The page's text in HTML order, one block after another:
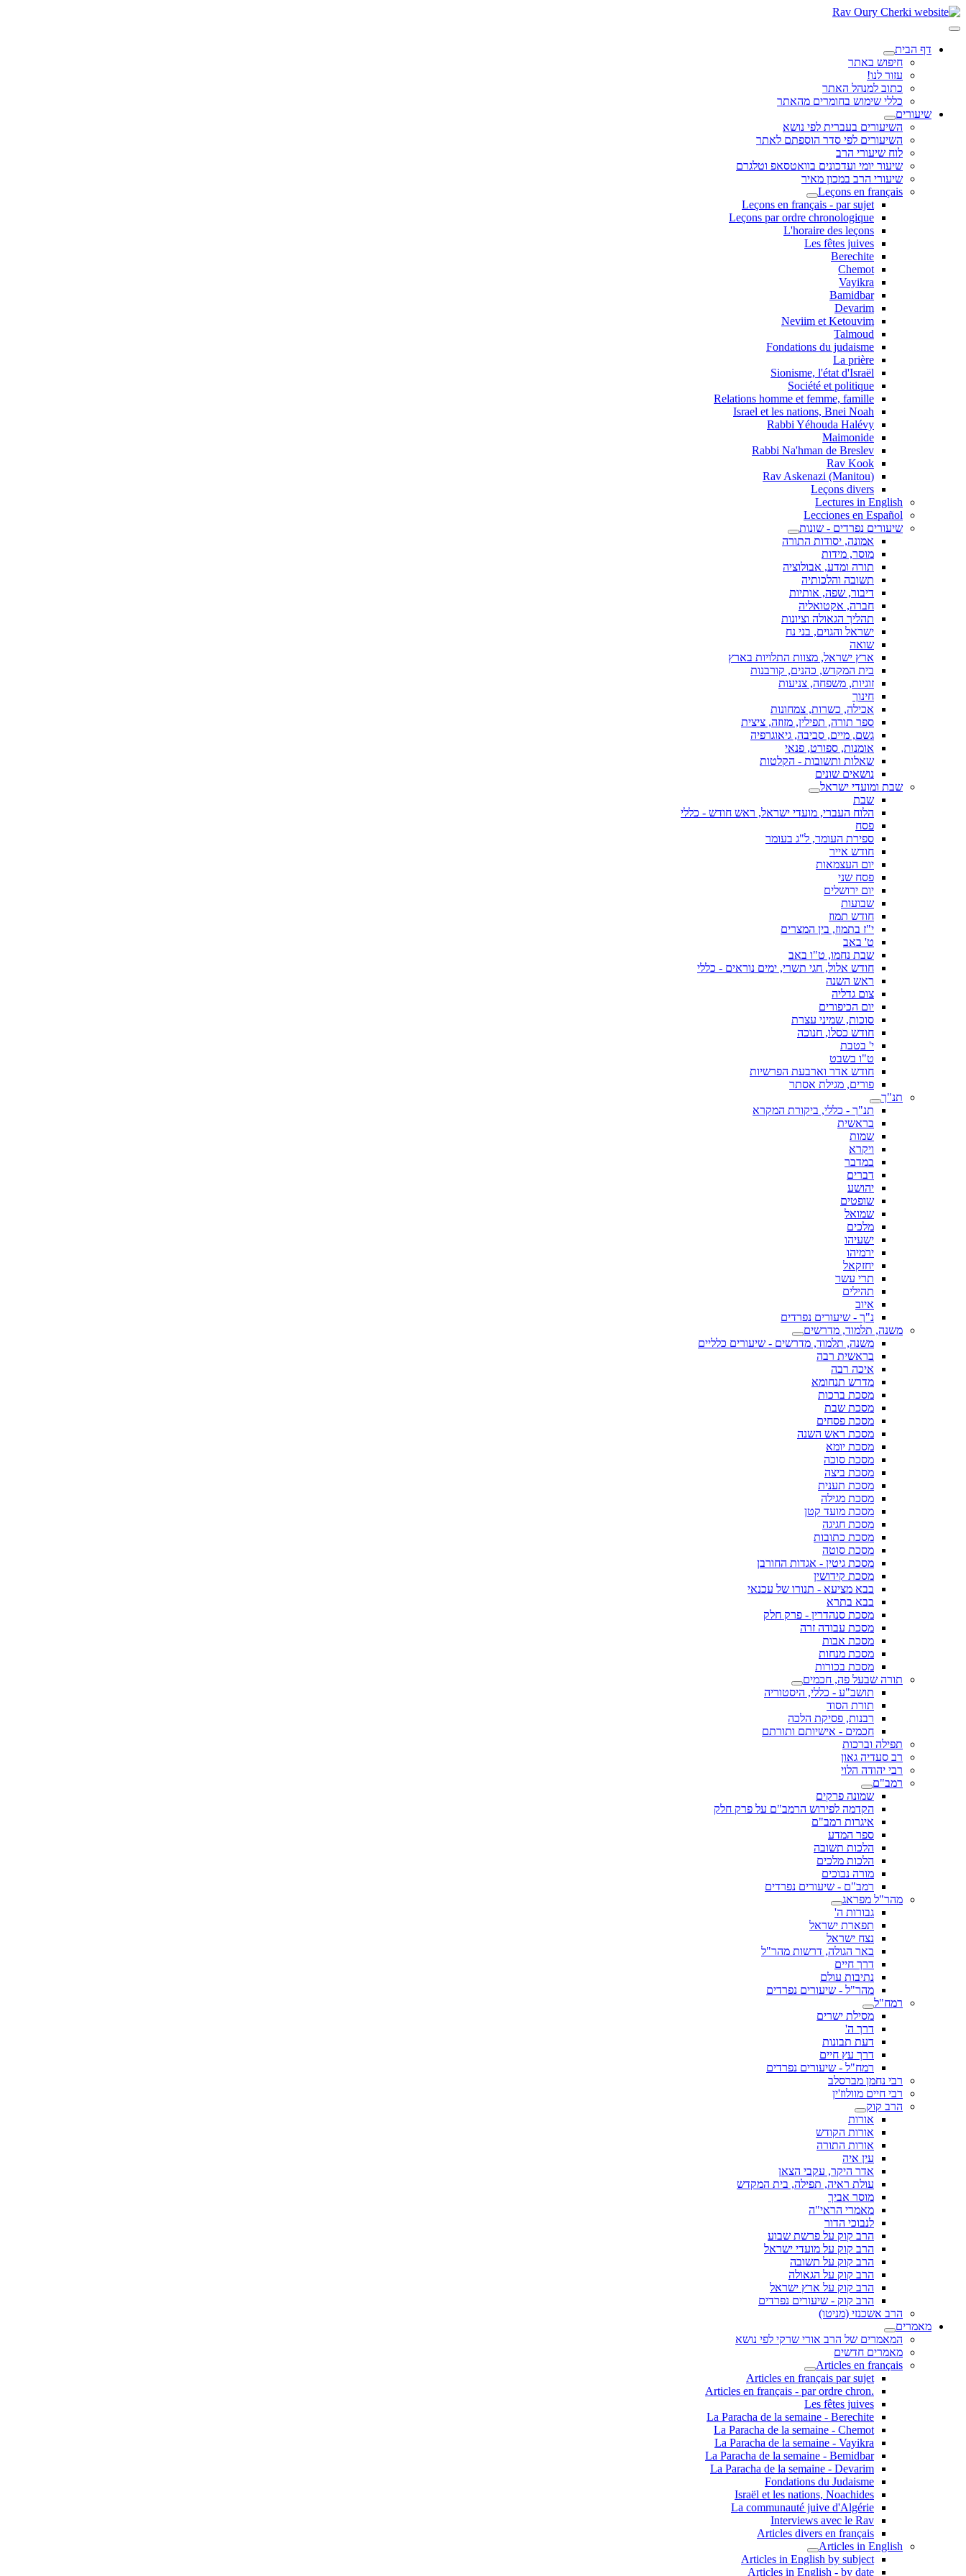
דף הבית
חיפוש באתר
עזור לנו!
כתוב למנהל האתר
כללי שימוש בחומרים מהאתר
שיעורים
השיעורים בעברית לפי נושא
השיעורים לפי סדר הוספתם לאתר
לוח שיעורי הרב
שיעור יומי ועדכונים בוואטסאפ וטלגרם
שיעורי הרב במכון מאיר
Leçons en français
Leçons en français - par sujet
Leçons par ordre chronologique
L'horaire des leçons
Les fêtes juives
Berechite
Chemot
Vayikra
Bamidbar
Devarim
Neviim et Ketouvim
Talmoud
Fondations du judaisme
La prière
Sionisme, l'état d'Israël
Société et politique
Relations homme et femme, famille
Israel et les nations, Bnei Noah
Rabbi Yéhouda Halévy
Maimonide
Rabbi Na'hman de Breslev
Rav Kook
(Rav Askenazi (Manitou
Leçons divers
Lectures in English
Lecciones en Español
שיעורים נפרדים - שונות
אמונה, יסודות התורה
מוסר, מידות
תורה ומדע, אבולוציה
תשובה והלכותיה
דיבור, שפה, אותיות
חברה, אקטואליה
תהליך הגאולה וציונות
ישראל והגוים, בני נח
שואה
ארץ ישראל, מצוות התלויות בארץ
בית המקדש, כהנים, קורבנות
זוגיות, משפחה, צניעות
חינוך
אכילה, כשרות, צמחונות
ספר תורה, תפילין, מזוזה, ציצית
גשם, מיים, סביבה, גיאוגרפיה
אומנות, ספורט, פנאי
שאלות ותשובות - הקלטות
נושאים שונים
שבת ומועדי ישראל
שבת
הלוח העברי, מועדי ישראל, ראש חודש - כללי
פסח
ספירת העומר, ל"ג בעומר
חודש אייר
יום העצמאות
פסח שני
יום ירושלים
שבועות
חודש תמוז
י"ז בתמוז, בין המצרים
ט' באב
שבת נחמו, ט"ו באב
חודש אלול, חגי תשרי, ימים נוראים - כללי
ראש השנה
צום גדליה
יום הכיפורים
סוכות, שמיני עצרת
חודש כסלו, חנוכה
י' בטבת
ט"ו בשבט
חודש אדר וארבעת הפרשיות
פורים, מגילת אסתר
תנ"ך
תנ"ך - כללי, ביקורת המקרא
בראשית
שמות
ויקרא
במדבר
דברים
יהושע
שופטים
שמואל
מלכים
ישעיהו
ירמיהו
יחזקאל
תרי עשר
תהילים
איוב
נ"ך - שיעורים נפרדים
משנה, תלמוד, מדרשים
משנה, תלמוד, מדרשים - שיעורים כלליים
בראשית רבה
איכה רבה
מדרש תנחומא
מסכת ברכות
מסכת שבת
מסכת פסחים
מסכת ראש השנה
מסכת יומא
מסכת סוכה
מסכת ביצה
מסכת תענית
מסכת מגילה
מסכת מועד קטן
מסכת חגיגה
מסכת כתובות
מסכת סוטה
מסכת גיטין - אגדות החורבן
מסכת קידושין
בבא מציעא - תנורו של עכנאי
בבא בתרא
מסכת סנהדרין - פרק חלק
מסכת עבודה זרה
מסכת אבות
מסכת מנחות
מסכת בכורות
תורה שבעל פה, חכמים
תושב"ע - כללי, היסטוריה
תורת הסוד
רבנות, פסיקת הלכה
חכמים - אישיותם ותורתם
תפילה וברכות
רב סעדיה גאון
רבי יהודה הלוי
רמב"ם
שמונה פרקים
הקדמה לפירוש הרמב"ם על פרק חלק
איגרות רמב"ם
ספר המדע
הלכות תשובה
הלכות מלכים
מורה נבוכים
רמב"ם - שיעורים נפרדים
מהר"ל מפראג
גבורות ה'
תפארת ישראל
נצח ישראל
באר הגולה, דרשות מהר"ל
דרך חיים
נתיבות עולם
מהר"ל - שיעורים נפרדים
רמח"ל
מסילת ישרים
דרך ה'
דעת תבונות
דרך עץ חיים
רמח"ל - שיעורים נפרדים
רבי נחמן מברסלב
רבי חיים מוולוז'ין
הרב קוק
אורות
אורות הקודש
אורות התורה
עין איה
אדר היקר, עקבי הצאן
עולת ראיה, תפילה, בית המקדש
מוסר אביך
מאמרי הראי"ה
לנבוכי הדור
הרב קוק על פרשת שבוע
הרב קוק על מועדי ישראל
הרב קוק על תשובה
הרב קוק על הגאולה
הרב קוק על ארץ ישראל
הרב קוק - שיעורים נפרדים
הרב אשכנזי (מניטו)
מאמרים
המאמרים של הרב אורי שרקי לפי נושא
מאמרים חדשים
Articles en français
Articles en français par sujet
.Articles en français - par ordre chron
Les fêtes juives
La Paracha de la semaine - Berechite
La Paracha de la semaine - Chemot
La Paracha de la semaine - Vayikra
La Paracha de la semaine - Bemidbar
La Paracha de la semaine - Devarim
Fondations du Judaisme
Israël et les nations, Noachides
La communauté juive d'Algérie
Interviews avec le Rav
Articles divers en français
Articles in English
Articles in English by subject
Articles in English - by date